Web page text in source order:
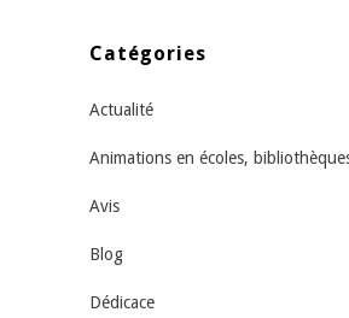
Catégories
Actualité
Animations en écoles,
Avis
Blog
Dédicace